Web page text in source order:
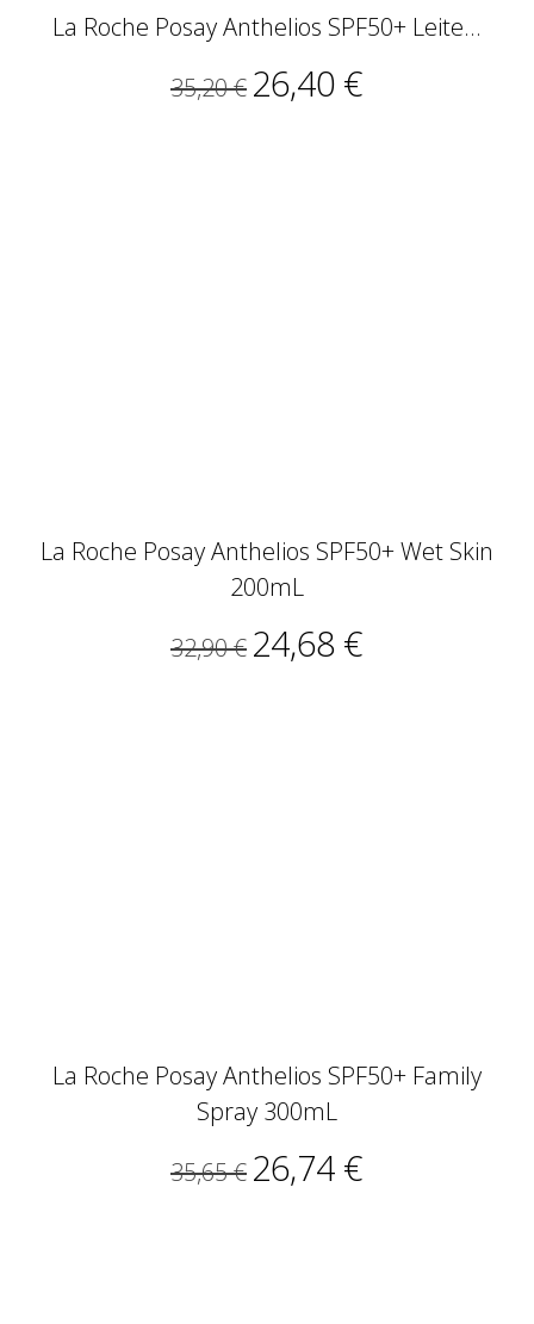
La Roche Posay Anthelios SPF50+ Leite...
35,20 € 26,40 €
La Roche Posay Anthelios SPF50+ Wet Skin
200mL
32,90 € 24,68 €
La Roche Posay Anthelios SPF50+ Family
Spray 300mL
35,65 € 26,74 €